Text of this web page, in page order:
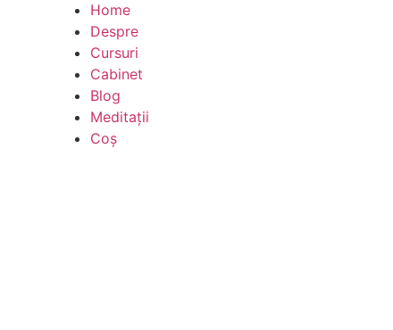
Home
Despre
Cursuri
Cabinet
Blog
Meditații
Coș